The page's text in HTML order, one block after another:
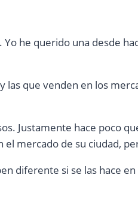
he querido una desde
las que venden en los
Justamente hace poco
el mercado de su ciudad,
diferente si se las hace